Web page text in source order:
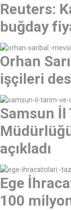
Reuters:
buğday
Orhan
işçileri
Samsun İl
açıkladı
Ege
100